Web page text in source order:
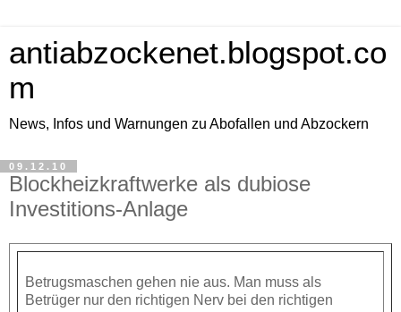
antiabzockenet.blogspot.co
m
News, Infos und Warnungen zu Abofallen und Abzockern
09.12.10
Blockheizkraftwerke als dubiose
Investitions-Anlage
Betrugsmaschen gehen nie aus. Man muss als
Betrüger nur den richtigen Nerv bei den richtigen